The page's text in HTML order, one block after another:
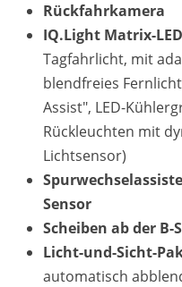
Rückfahrkamera
IQ.Light Matrix-
Tagfahrlicht, mit
blendfreies
Assist", LED-
Rückleuchten mit
Lichtsensor)
Sensor
Scheiben ab der
Licht-und-Sicht-
automatisch